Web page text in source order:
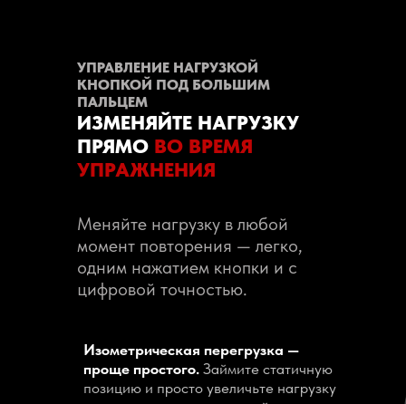
ИЗМЕНЯЙТЕ НАГРУЗКУ
ПРЯМО ВО ВРЕМЯ
УПРАЖНЕНИЯ
Изометрическая перегрузка —
проще простого. Займите статичную
позицию и просто увеличьте нагрузку
УПРАВЛЕНИЕ НАГРУЗКОЙ
КНОПКОЙ ПОД БОЛЬШИМ
ПАЛЬЦЕМ
Меняйте нагрузку в любой
момент повторения — легко,
одним нажатием кнопки и с
цифровой точностью.